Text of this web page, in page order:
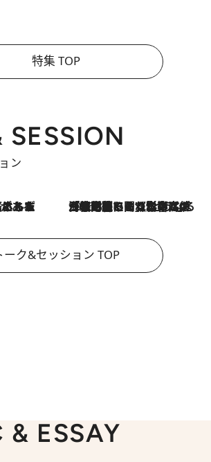
特集 TOP
SESSION
ン
2026.8.3
「住宅建てられない…」「サーチャージ料の高値が続いている」ホルムズ海峡封鎖による影響はいつまで続く？《エネルギー専門家に聞く“どうなる日本の暮らし”》
ーク&セッション TOP
& ESSAY